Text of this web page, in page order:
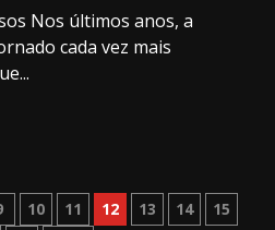
Nos últimos anos, a
cada vez mais
10 11 12 13 14
15